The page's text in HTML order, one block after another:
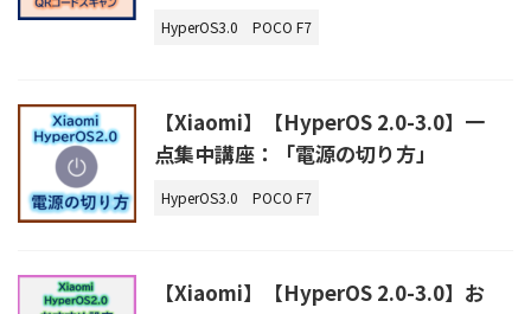
HyperOS3.0 POCO F7
【Xiaomi】【HyperOS 2.0-3.0】一
点集中講座：「電源の切り方」
HyperOS3.0 POCO F7
【Xiaomi】【HyperOS 2.0-3.0】お